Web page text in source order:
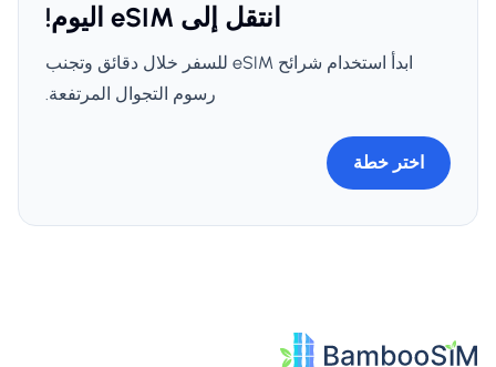
انتقل إلى eSIM اليوم!
ابدأ استخدام شرائح eSIM للسفر خلال دقائق وتجنب
رسوم التجوال المرتفعة.
اختر خطة